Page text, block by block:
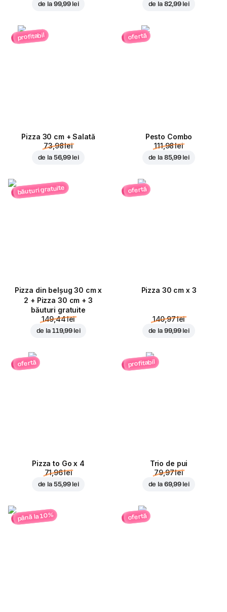
de la 99,99 lei de la 82,99 lei
profitabil
Pizza 30 cm + Salată
73,98 lei
de la 56,99 lei
ofertă
Pesto Combo
111,98 lei
de la 85,99 lei
băuturi gratuite
Pizza din belșug 30 cm x
2 + Pizza 30 cm + 3
băuturi gratuite
149,44 lei
de la 119,99 lei
ofertă
Pizza 30 cm x 3
140,97 lei
de la 99,99 lei
ofertă
Pizza to Go x 4
71,96 lei
de la 55,99 lei
profitabil
Trio de pui
79,97 lei
de la 69,99 lei
până la 10% ofertă